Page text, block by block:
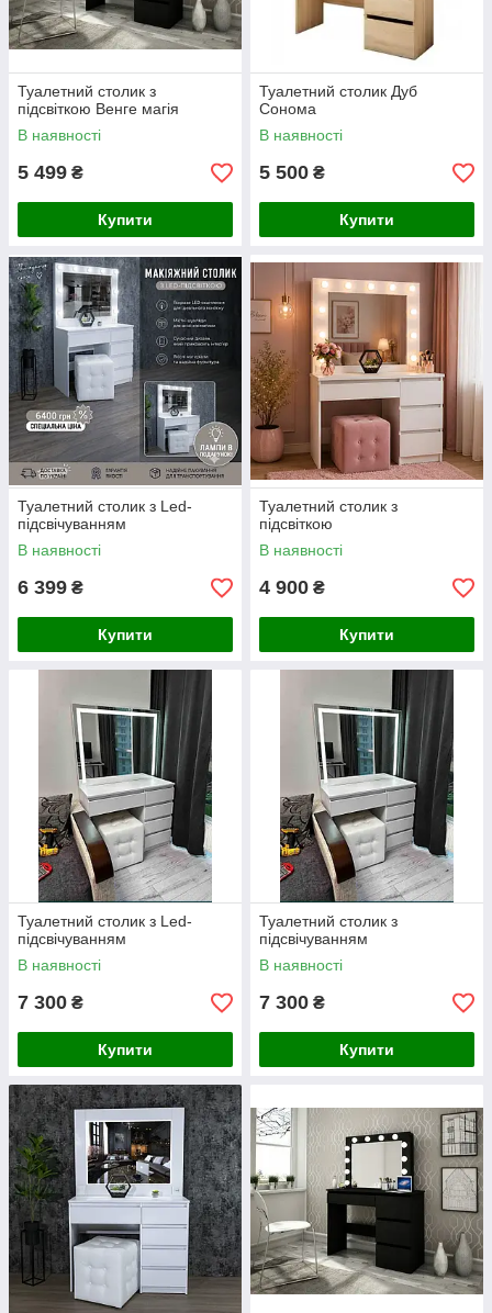
Туалетний столик з
підсвіткою Венге магія
В наявності
5 499 ₴
Купити
Туалетний столик Дуб
Сонома
В наявності
5 500 ₴
Купити
Туалетний столик з Led-
підсвічуванням
В наявності
6 399 ₴
Купити
Туалетний столик з
підсвіткою
В наявності
4 900 ₴
Купити
Туалетний столик з Led-
підсвічуванням
В наявності
7 300 ₴
Купити
Туалетний столик з
підсвічуванням
В наявності
7 300 ₴
Купити